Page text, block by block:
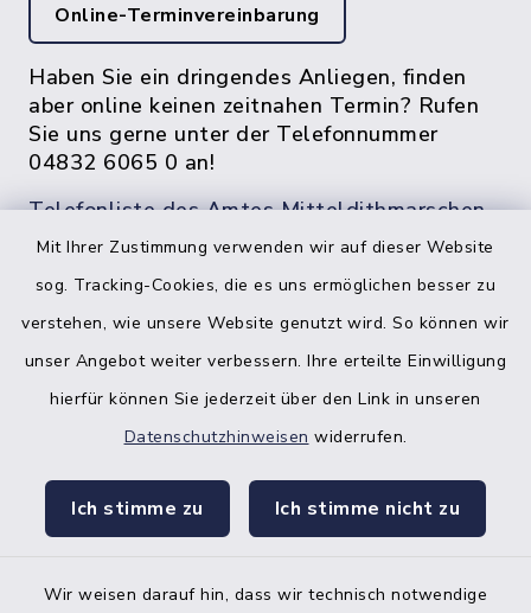
Mit Ihrer Zustimmung verwenden wir auf dieser Website
sog. Tracking-Cookies, die es uns ermöglichen besser zu
verstehen, wie unsere Website genutzt wird. So können wir
unser Angebot weiter verbessern. Ihre erteilte Einwilligung
hierfür können Sie jederzeit über den Link in unseren
Datenschutzhinweisen widerrufen.
Ich stimme zu Ich stimme nicht zu
Wir weisen darauf hin, dass wir technisch notwendige
Online-Terminvereinbarung
Haben Sie ein dringendes Anliegen, finden
aber online keinen zeitnahen Termin? Rufen
Sie uns gerne unter der Telefonnummer
04832 6065 0 an!
Telefonliste des Amtes Mitteldithmarschen
facebook